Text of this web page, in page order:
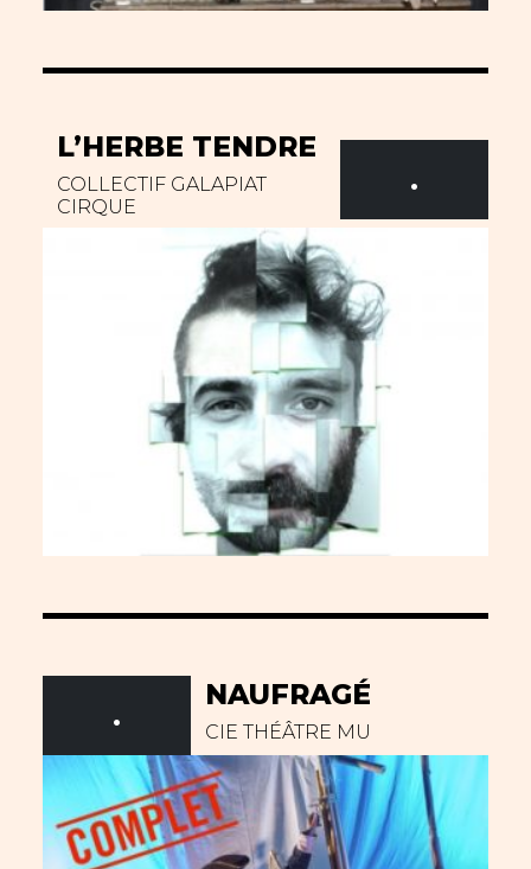
L’HERBE TENDRE
COLLECTIF GALAPIAT
CIRQUE
.
NAUFRAGÉ
CIE THÉÂTRE MU
.